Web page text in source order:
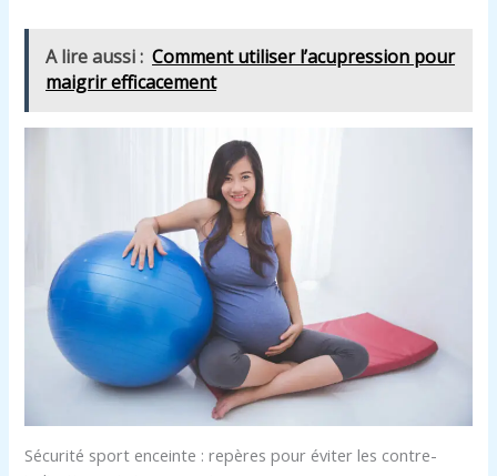
A lire aussi : Comment utiliser l’acupression pour
maigrir efficacement
Sécurité sport enceinte : repères pour éviter les contre-